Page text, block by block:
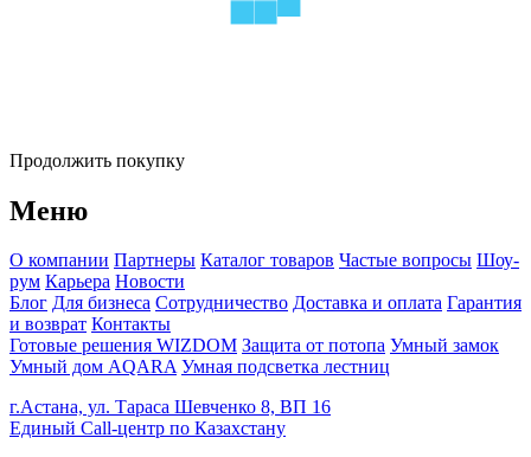
Продолжить покупку
Меню
О компании Партнеры Каталог товаров Частые вопросы Шоу-
рум Карьера Новости
Блог Для бизнеса Сотрудничество Доставка и оплата Гарантия
и возврат Контакты
Готовые решения WIZDOM Защита от потопа Умный замок
Умный дом AQARA Умная подсветка лестниц
г.Астана, ул. Тараса Шевченко 8, ВП 16
Единый Call-центр по Казахстану